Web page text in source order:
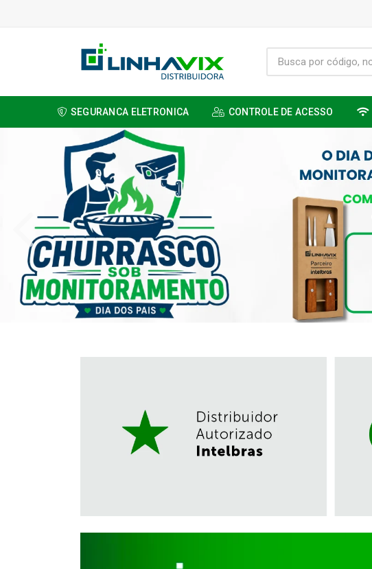
SEGURANCA ELETRONICA CONTROLE DE ACESSO